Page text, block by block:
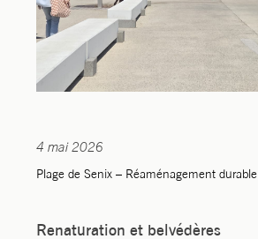
4 mai 2026
Plage de Senix – Réaménagement durable
Renaturation et belvédères